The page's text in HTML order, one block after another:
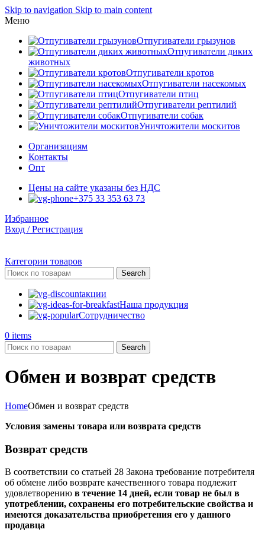
Skip to navigation Skip to main content
Меню
Отпугиватели грызунов
Отпугиватели диких
животных
Отпугиватели кротов
Отпугиватели насекомых
Отпугиватели птиц
Отпугиватели рептилий
Отпугиватели собак
Уничтожители москитов
Организациям
Контакты
Опт
Цены на сайте указаны без НДС
+375 33 353 63 73
Избранное
Вход / Регистрация
Категории товаров
Search
акции
Наша продукция
Сотрудничество
0 items
Search
Обмен и возврат средств
HomeОбмен и возврат средств
Условия замены товара или возврата средств
Возврат средств
В соответствии со статьей 28 Закона требование потребителя
об обмене либо возврате качественного товара подлежит
удовлетворению в течение 14 дней, если товар не был в
употреблении, сохранены его потребительские свойства и
имеются доказательства приобретения его у данного
продавца